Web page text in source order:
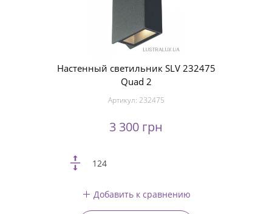
Настенный светильник SLV 232475
Quad 2
Артикул: 232475
3 300 грн
124
Добавить к сравнению